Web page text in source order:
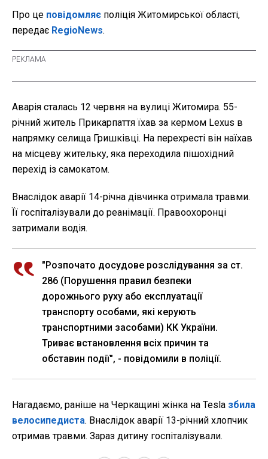
Про це повідомляє поліція Житомирської області,
передає RegioNews.
Аварія сталась 12 червня на вулиці Житомира. 55-
річний житель Прикарпаття їхав за кермом Lexus в
напрямку селища Гришківці. На перехресті він наїхав
на місцеву жительку, яка переходила пішохідний
перехід із самокатом.
Внаслідок аварії 14-річна дівчинка отримала травми.
Її госпіталізували до реанімації. Правоохоронці
затримали водія.
"Розпочато досудове розслідування за ст.
286 (Порушення правил безпеки
дорожнього руху або експлуатації
транспорту особами, які керують
транспортними засобами) КК України.
Триває встановлення всіх причин та
обставин події", - повідомили в поліції.
Нагадаємо, раніше на Черкащині жінка на Tesla збила
велосипедиста. Внаслідок аварії 13-річний хлопчик
отримав травми. Зараз дитину госпіталізували.